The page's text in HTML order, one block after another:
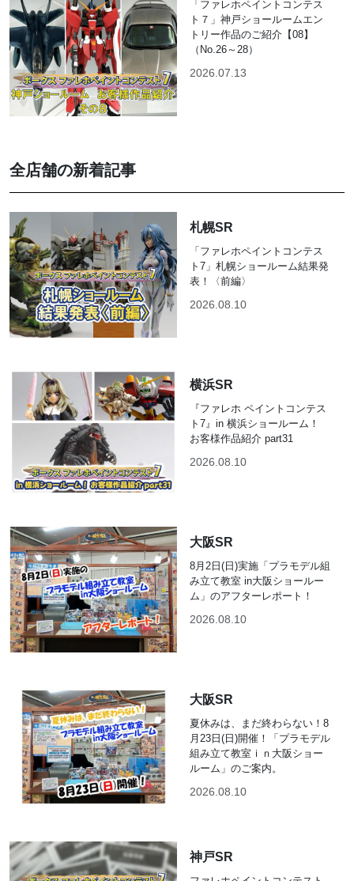
「ファレホペイントコンテス
ト７」神戸ショールームエン
トリー作品のご紹介【08】
（No.26～28）
2026.07.13
全店舗の新着記事
札幌SR
「ファレホペイントコンテス
ト7」札幌ショールーム結果発
表！〈前編〉
2026.08.10
横浜SR
『ファレホ ペイントコンテス
ト7』in 横浜ショールーム！
お客様作品紹介 part31
2026.08.10
大阪SR
8月2日(日)実施「プラモデル組
み立て教室 in大阪ショールー
ム」のアフターレポート！
2026.08.10
大阪SR
夏休みは、まだ終わらない！8
月23日(日)開催！「プラモデル
組み立て教室ｉｎ大阪ショー
ルーム」のご案内。
2026.08.10
神戸SR